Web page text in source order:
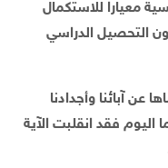
معيارا للاستكمال
التحصيل الدراسي
آبائنا وأجدادنا
اليوم فقد انقلبت الآية